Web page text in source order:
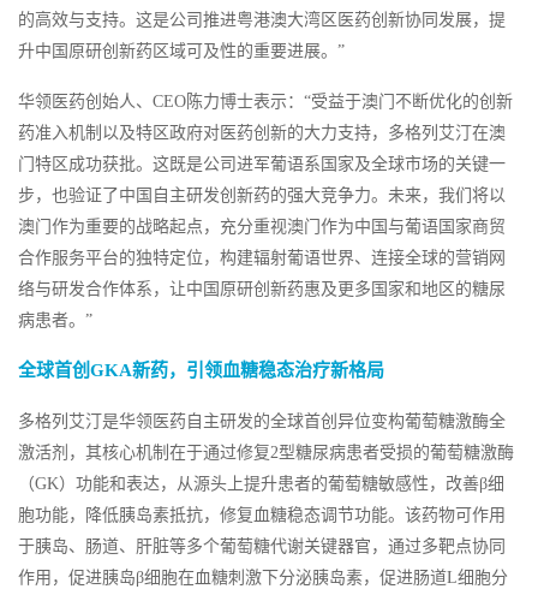
的高效与支持。这是公司推进粤港澳大湾区医药创新协同发展，提
升中国原研创新药区域可及性的重要进展。”
华领医药创始人、CEO陈力博士表示：“受益于澳门不断优化的创新
药准入机制以及特区政府对医药创新的大力支持，多格列艾汀在澳
门特区成功获批。这既是公司进军葡语系国家及全球市场的关键一
步，也验证了中国自主研发创新药的强大竞争力。未来，我们将以
澳门作为重要的战略起点，充分重视澳门作为中国与葡语国家商贸
合作服务平台的独特定位，构建辐射葡语世界、连接全球的营销网
络与研发合作体系，让中国原研创新药惠及更多国家和地区的糖尿
病患者。”
全球首创GKA新药，引领血糖稳态治疗新格局
多格列艾汀是华领医药自主研发的全球首创异位变构葡萄糖激酶全
激活剂，其核心机制在于通过修复2型糖尿病患者受损的葡萄糖激酶
（GK）功能和表达，从源头上提升患者的葡萄糖敏感性，改善β细
胞功能，降低胰岛素抵抗，修复血糖稳态调节功能。该药物可作用
于胰岛、肠道、肝脏等多个葡萄糖代谢关键器官，通过多靶点协同
作用，促进胰岛β细胞在血糖刺激下分泌胰岛素，促进肠道L细胞分